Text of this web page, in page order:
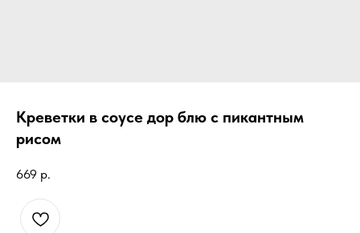
Креветки в соусе дор блю с пикантным
рисом
669 р.